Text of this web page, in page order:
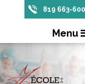
819 663-
Menu